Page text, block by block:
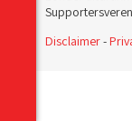
Disclaimer-